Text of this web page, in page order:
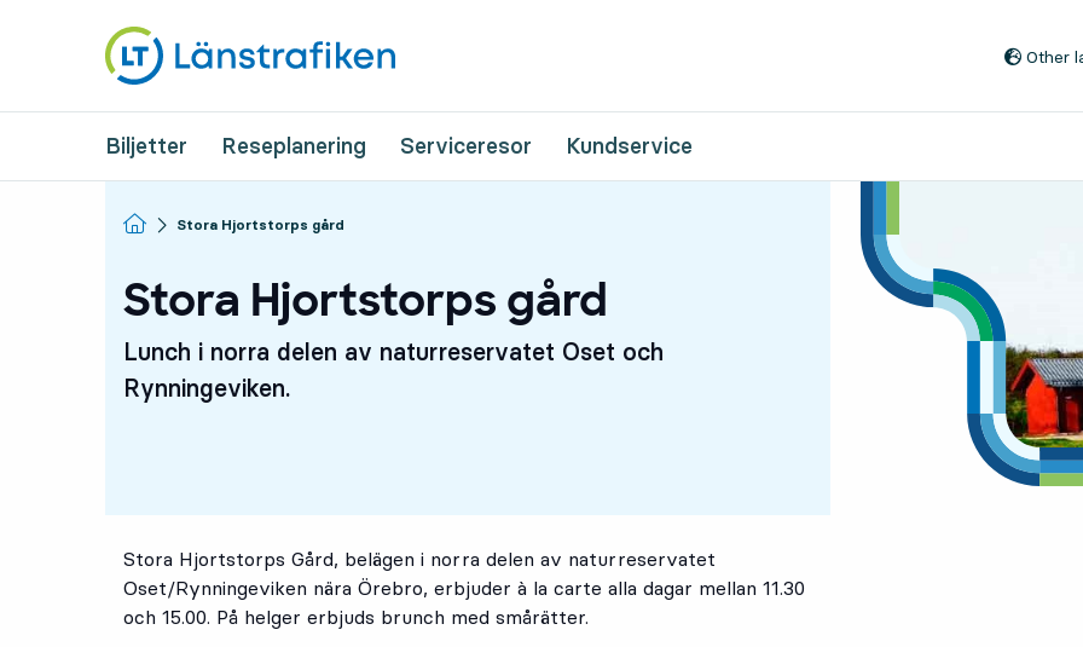
Other
Biljetter Reseplanering Serviceresor Kundservice
Startsida
Stora Hjortstorps gård
Stora Hjortstorps gård
Lunch i norra delen av naturreservatet Oset och
Rynningeviken.
Stora Hjortstorps Gård, belägen i norra delen av naturreservatet
Oset/Rynningeviken nära Örebro, erbjuder à la carte alla dagar mellan 11.30
och 15.00. På helger erbjuds brunch med smårätter.